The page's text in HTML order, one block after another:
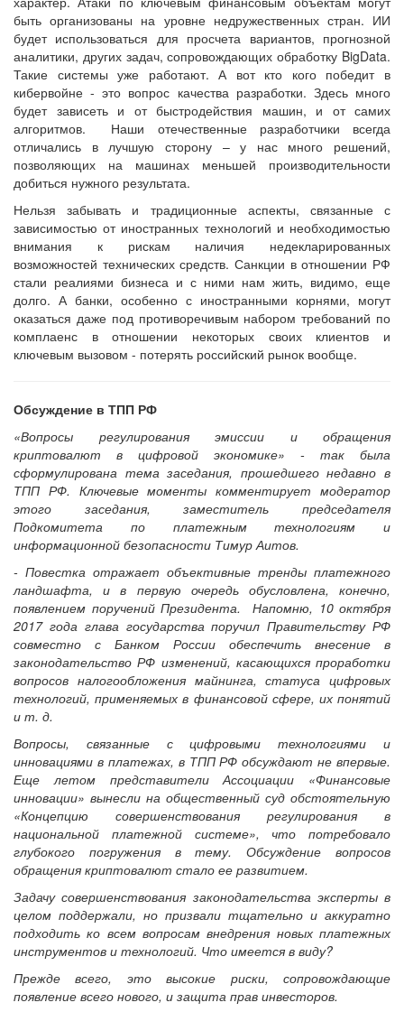
быть организованы на уровне недружественных стран. ИИ
будет использоваться для просчета вариантов, прогнозной
аналитики, других задач, сопровождающих обработку BigData.
Такие системы уже работают. А вот кто кого победит в
кибервойне - это вопрос качества разработки. Здесь много
будет зависеть и от быстродействия машин, и от самих
алгоритмов. Наши отечественные разработчики всегда
отличались в лучшую сторону – у нас много решений,
позволяющих на машинах меньшей производительности
добиться нужного результата.
Нельзя забывать и традиционные аспекты, связанные с
зависимостью от иностранных технологий и необходимостью
внимания к рискам наличия недекларированных
возможностей технических средств. Санкции в отношении РФ
стали реалиями бизнеса и с ними нам жить, видимо, еще
долго. А банки, особенно с иностранными корнями, могут
оказаться даже под противоречивым набором требований по
комплаенс в отношении некоторых своих клиентов и
ключевым вызовом - потерять российский рынок вообще.
Обсуждение в ТПП РФ
«Вопросы регулирования эмиссии и обращения
криптовалют в цифровой экономике» - так была
сформулирована тема заседания, прошедшего недавно в
ТПП РФ. Ключевые моменты комментирует модератор
этого заседания, заместитель председателя
Подкомитета по платежным технологиям и
информационной безопасности Тимур Аитов.
- Повестка отражает объективные тренды платежного
ландшафта, и в первую очередь обусловлена, конечно,
появлением поручений Президента. Напомню, 10 октября
2017 года глава государства поручил Правительству РФ
совместно с Банком России обеспечить внесение в
законодательство РФ изменений, касающихся проработки
вопросов налогообложения майнинга, статуса цифровых
технологий, применяемых в финансовой сфере, их понятий
и т. д.
Вопросы, связанные с цифровыми технологиями и
инновациями в платежах, в ТПП РФ обсуждают не впервые.
Еще летом представители Ассоциации «Финансовые
инновации» вынесли на общественный суд обстоятельную
«Концепцию совершенствования регулирования в
национальной платежной системе», что потребовало
глубокого погружения в тему. Обсуждение вопросов
обращения криптовалют стало ее развитием.
Задачу совершенствования законодательства эксперты в
целом поддержали, но призвали тщательно и аккуратно
подходить ко всем вопросам внедрения новых платежных
инструментов и технологий. Что имеется в виду?
Прежде всего, это высокие риски, сопровождающие
появление всего нового, и защита прав инвесторов.